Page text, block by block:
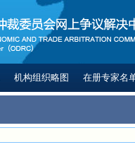
机构组织略图 在册专家名